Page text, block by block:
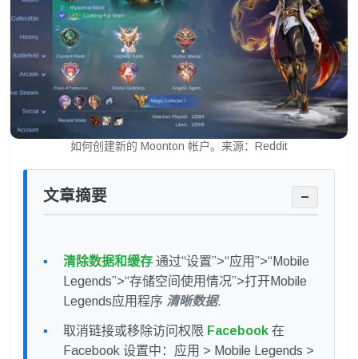
如何创建新的 Moonton 帐户。来源：Reddit
文章摘要 −
清除数据和缓存 通过“设置”>“应用”>“Mobile
Legends”>“存储空间使用情况”>打开Mobile
Legends应用程序 清晰数据.
取消链接或移除访问权限 Facebook 在
Facebook 设置中：应用 > Mobile Legends >